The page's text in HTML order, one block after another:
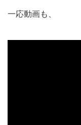
一応動画も、